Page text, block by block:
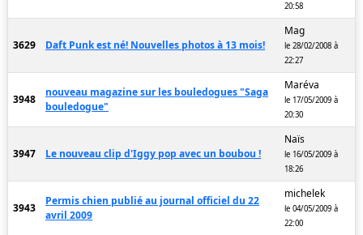
20:58
3629 Daft Punk est né! Nouvelles photos à 13 mois!
Mag
le 28/02/2008 à
22:27
3948
nouveau magazine sur les bouledogues "Saga
bouledogue"
Maréva
le 17/05/2009 à
20:30
3947 Le nouveau clip d'Iggy pop avec un boubou !
Naïs
le 16/05/2009 à
18:26
3943
Permis chien publié au journal officiel du 22
avril 2009
michelek
le 04/05/2009 à
22:00